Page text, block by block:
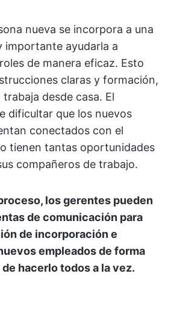
nueva se incorpora a una
importante ayudarla a
de manera eficaz. Esto
claras y formación,
desde casa. El
dificultar que los nuevos
conectados con el
tienen tantas oportunidades
compañeros de trabajo.
los gerentes pueden
de comunicación para
de incorporación e
empleados de forma
hacerlo todos a la vez.